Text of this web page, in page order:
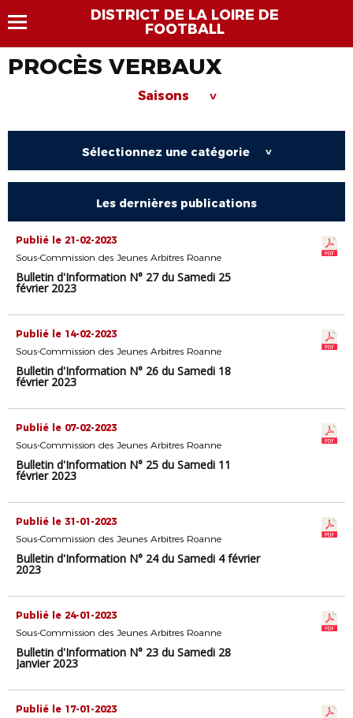
DISTRICT DE LA LOIRE DE
FOOTBALL
PROCÈS VERBAUX
Saisons >
Sélectionnez une catégorie >
Les dernières publications
Publié le 21-02-2023
Sous-Commission des Jeunes Arbitres Roanne
Bulletin d'Information N° 27 du Samedi 25
février 2023
Publié le 14-02-2023
Sous-Commission des Jeunes Arbitres Roanne
Bulletin d'Information N° 26 du Samedi 18
février 2023
Publié le 07-02-2023
Sous-Commission des Jeunes Arbitres Roanne
Bulletin d'Information N° 25 du Samedi 11
février 2023
Publié le 31-01-2023
Sous-Commission des Jeunes Arbitres Roanne
Bulletin d'Information N° 24 du Samedi 4 février
2023
Publié le 24-01-2023
Sous-Commission des Jeunes Arbitres Roanne
Bulletin d'Information N° 23 du Samedi 28
Janvier 2023
Publié le 17-01-2023